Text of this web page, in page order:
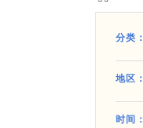
分类：
地区：
时间：